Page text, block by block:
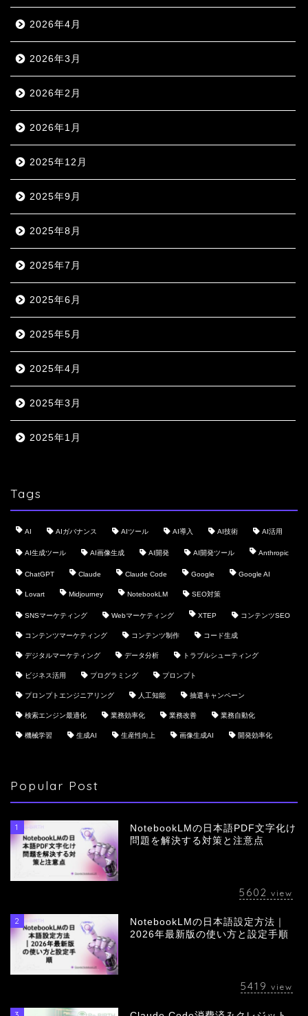
2026年4月
2026年3月
2026年2月
2026年1月
2025年12月
2025年9月
2025年8月
2025年7月
2025年6月
2025年5月
2025年4月
2025年3月
2025年1月
Tags
AI AIガバナンス AIツール AI導入 AI技術 AI活用
AI生成ツール AI画像生成 AI開発 AI開発ツール Anthropic
ChatGPT Claude Claude Code Google Google AI
Lovart Midjourney NotebookLM SEO対策
SNSマーケティング Webマーケティング XTEP コンテンツSEO
コンテンツマーケティング コンテンツ制作 コード生成
デジタルマーケティング データ分析 トラブルシューティング
ビジネス活用 プログラミング プロンプト
プロンプトエンジニアリング 人工知能 抽選キャンペーン
検索エンジン最適化 業務効率化 業務改善 業務自動化
機械学習 生成AI 生産性向上 画像生成AI 開発効率化
Popular Post
1
NotebookLMの日本語PDF文字化け
問題を解決する対策と注意点
5602 view
2
NotebookLMの日本語設定方法｜
2026年最新版の使い方と設定手順
5419 view
会社概要
採用情報